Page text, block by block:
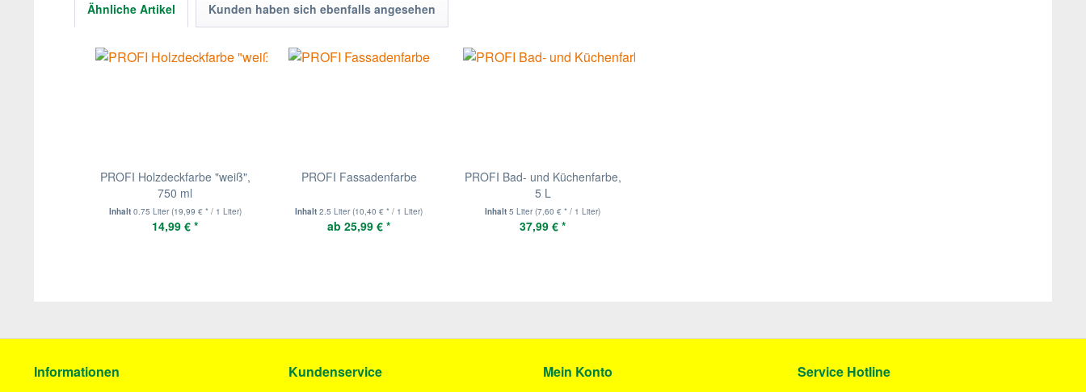
Ähnliche Artikel Kunden haben sich ebenfalls angesehen
PROFI Holzdeckfarbe "weiß",
750 ml
Inhalt 0.75 Liter(19,99 € * / 1 Liter)
14,99 € *
PROFI Fassadenfarbe
Inhalt2.5 Liter(10,40 € * / 1 Liter)
ab 25,99 € *
PROFI Bad- und Küchenfarbe,
5 L
Inhalt5 Liter(7,60 € * / 1 Liter)
37,99 € *
Informationen Kundenservice Mein Konto Service Hotline